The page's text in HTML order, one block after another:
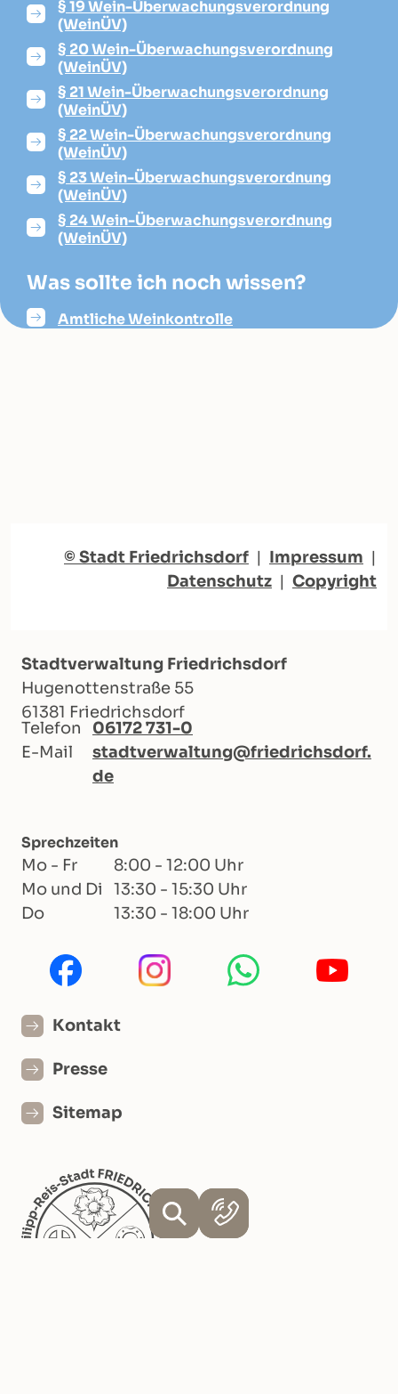
§ 19 Wein-Überwachungsverordnung
(WeinÜV)
§ 20 Wein-Überwachungsverordnung
(WeinÜV)
§ 21 Wein-Überwachungsverordnung
(WeinÜV)
§ 22 Wein-Überwachungsverordnung
(WeinÜV)
§ 23 Wein-Überwachungsverordnung
(WeinÜV)
§ 24 Wein-Überwachungsverordnung
(WeinÜV)
Was sollte ich noch wissen?
Amtliche Weinkontrolle
© Stadt Friedrichsdorf | Impressum |
Datenschutz | Copyright
Stadtverwaltung Friedrichsdorf
Hugenottenstraße 55
61381 Friedrichsdorf
Telefon
06172 731-0
E-Mail
stadtverwaltung@friedrichsdorf.
de
Sprechzeiten
Mo - Fr
8:00 - 12:00 Uhr
Mo und Di
13:30 - 15:30 Uhr
Do
13:30 - 18:00 Uhr
Kontakt
Presse
Sitemap